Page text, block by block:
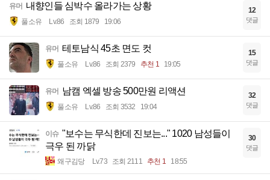
유머 내향인들 심박수 올라가는 상황
풀소유 Lv.86 조회 1879 19:06
12
댓글
유머 테토남식 45초 면도 컷
풀소유 Lv.86 조회 2379 추천 1 19:05
15
댓글
유머 남캠 엑셀 방송 500만원 리액션
풀소유 Lv.86 조회 3532 19:04
32
댓글
이슈 "보수는 무식한데 진보는..." 1020 남성들이
극우 된 까닭
왜구김당 Lv.73 조회 2111 추천 1 18:55
30
댓글